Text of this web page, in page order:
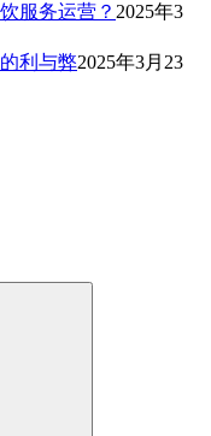
服务运营？ 2025年3
利与弊2025年3月23